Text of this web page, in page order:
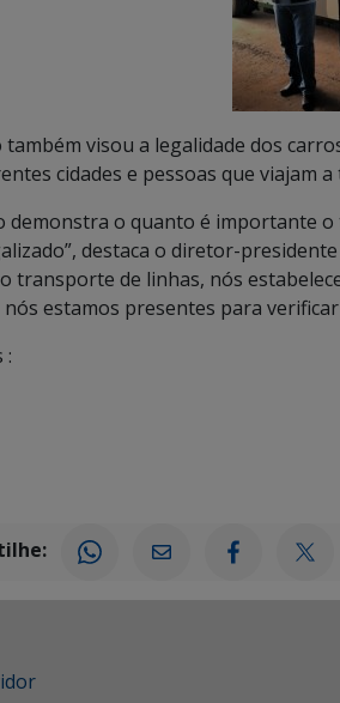
visou a legalidade dos
cidades e pessoas que viajam
demonstra o quanto é importante
destaca o diretor-
transporte de linhas, nós
nós estamos presentes para
: